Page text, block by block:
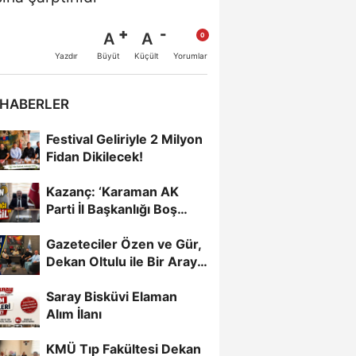
Yazdır
A
Büyüt
A
Küçült Yorumlar
Festival Geliriyle 2 Milyon
Fidan Dikilecek!
Kazanç: ‘Karaman AK
Parti İl Başkanlığı Boş
Gazeteciler Özen ve Gür,
Dekan Oltulu ile Bir Araya
Saray Bisküvi Elaman
Alım İlanı
KMÜ Tıp Fakültesi Dekan